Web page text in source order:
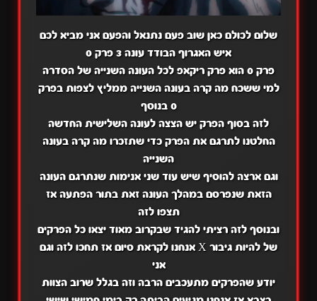
שלום לכולם כאן שוב פעם נתנאל והפעם אני מביא לכם
איש האגרוף הבודד עונה 3 פרק 0
פרק 0 הוא פרק ריקאפ לכל העונה השנייה של הסדרה
למי ששכח מה קרה בעונה השנייה ממליץ לצפות בפרק
0 בנוסף
לזה בסוף הפרק יש הצצה לעונה השלישית החדשה
החלטנו לתרגם את הפרק כדי שתזכרו מה קרה בעונה
השנייה
וגם ארצה להוסיף שיש עוד שני אנימות שנתרגם העונה
הזאת שנפרסם במהלך העונה זאת בתור הפתעה אז
תצפו לזה
ובנוסף לזה רציתי להגיד שבקרוב מאוד יצאו כל הפרקים
של להיות גיבור X אנחנו לקראת סיום אז תחכו לזה וגם
אני
יודע שהפרקים מתעכבים הרבה וזה בגלל שרוב הצוות